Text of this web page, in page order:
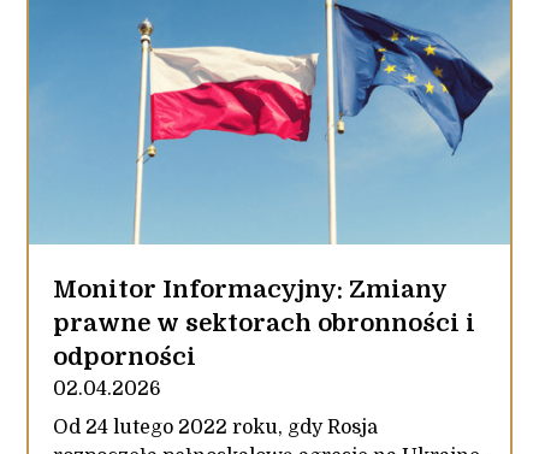
Monitor Informacyjny: Zmiany
prawne w sektorach obronności i
odporności
02.04.2026
Od 24 lutego 2022 roku, gdy Rosja